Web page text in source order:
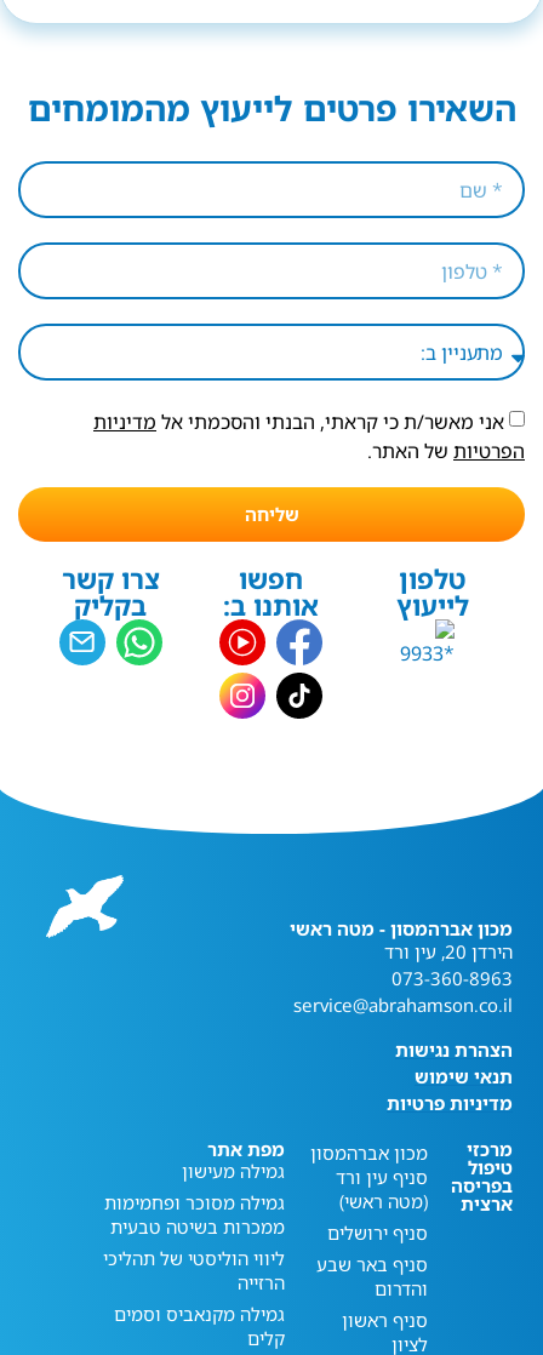
השאירו פרטים לייעוץ מהמומחים
אני מאשר/ת כי קראתי, הבנתי והסכמתי אל מדיניות
הפרטיות של האתר.
שליחה
טלפון
לייעוץ
חפשו
אותנו ב:
צרו קשר
בקליק
מכון אברהמסון - מטה ראשי
הירדן 20, עין ורד
073-360-8963
service@abrahamson.co.il
הצהרת נגישות
תנאי שימוש
מדיניות פרטיות
מרכזי
טיפול
בפריסה
ארצית
מכון אברהמסון
סניף עין ורד
(מטה ראשי)
סניף ירושלים
סניף באר שבע
והדרום
סניף ראשון
לציון
מפת אתר
גמילה מעישון
גמילה מסוכר ופחמימות
ממכרות בשיטה טבעית
ליווי הוליסטי של תהליכי
הרזייה
גמילה מקנאביס וסמים
קלים